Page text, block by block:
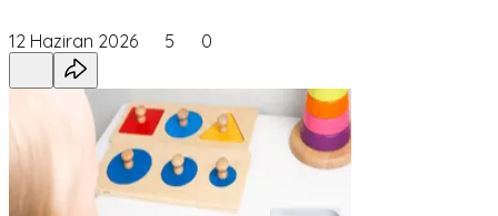
12 Haziran 2026 5 0